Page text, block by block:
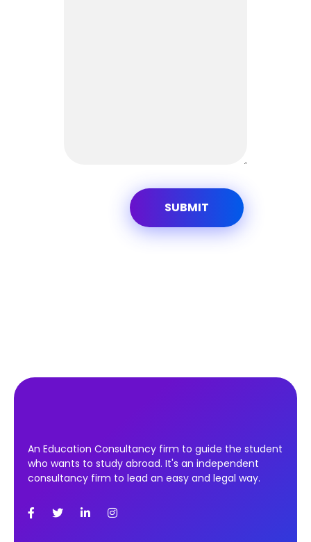
An Education Consultancy firm to guide the student
who wants to study abroad. It's an independent
consultancy firm to lead an easy and legal way.